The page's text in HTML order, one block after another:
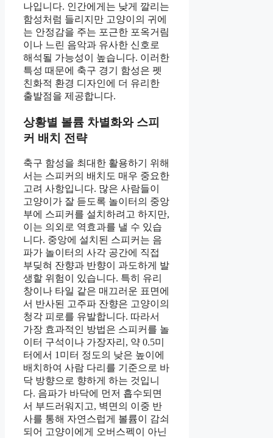
나입니다. 인간에게는 낮게 깔리는
함성처럼 들리지만 고양이의 귀에
는 안정감을 주는 포근한 포옥거림
이나 느린 음악과 유사한 신호로
해석될 가능성이 높습니다. 이러한
특성 때문에 축구 경기 함성은 펫
친화적 환경 디자인에 더 유리한
출발점을 제공합니다.
상황별 볼륨 차별화와 스피
커 배치 전략
축구 함성을 최대한 활용하기 위해
서는 스피커의 배치도 매우 중요한
고려 사항입니다. 많은 사람들이
고양이가 잘 듣도록 놀이터의 중앙
부에 스피커를 설치하려고 하지만,
이는 의외로 역효과를 낼 수 있습
니다. 중앙에 설치된 스피커는 음
파가 놀이터의 사각 공간에 직접
부딪혀 잔향과 반향이 과도하게 발
생할 위험이 있습니다. 특히 유리
창이나 타일 같은 매끄러운 표면에
서 반사된 고주파 잔향은 고양이의
청각 피로를 유발합니다. 따라서
가장 효과적인 방법은 스피커를 놀
이터 구석이나 가장자리, 약 0.5미
터에서 1미터 정도의 낮은 높이에
배치하여 사람 다리를 기준으로 바
닥 방향으로 향하게 하는 것입니
다. 음파가 바닥에 먼저 흡수되면
서 부드러워지고, 벽면의 이중 반
사를 통해 자연스럽게 볼륨이 감쇠
되어 고양이에게 오버스펙이 아닌